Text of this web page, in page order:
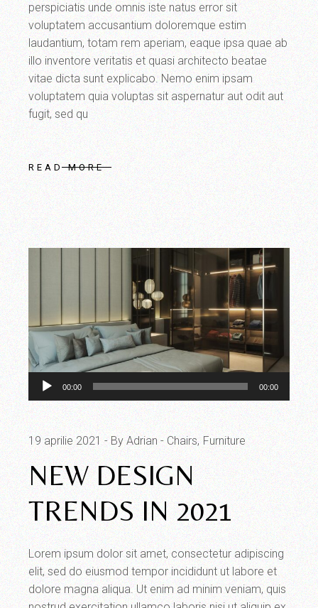
perspiciatis unde omnis iste natus error sit
voluptatem accusantium doloremque estim
laudantium, totam rem aperiam, eaque ipsa quae ab
illo inventore veritatis et quasi architecto beatae
vitae dicta sunt explicabo. Nemo enim ipsam
voluptatem quia voluptas sit aspernatur aut odit aut
fugit, sed qu
READ MORE
Audio
Player
00:00 00:00
19 aprilie 2021 By Adrian Chairs Furniture
NEW DESIGN
TRENDS IN 2021
Lorem ipsum dolor sit amet, consectetur adipiscing
elit, sed do eiusmod tempor incididunt ut labore et
dolore magna aliqua. Ut enim ad minim veniam, quis